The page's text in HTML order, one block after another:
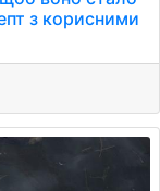
з корисними